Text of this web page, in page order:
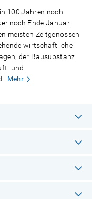
100 Jahren noch
noch Ende Januar
meisten Zeitgenossen
wirtschaftliche
der Bausubstanz
und
Mehr